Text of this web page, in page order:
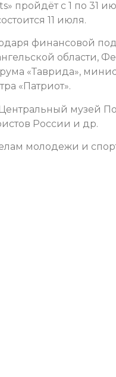
пройдёт с 1 по 31
11 июля.
финансовой
области,
«Таврида»,
«Патриот».
музей
России и др.
молодежи и